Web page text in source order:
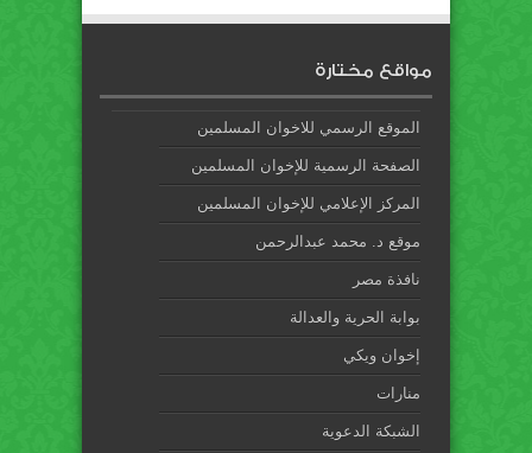
مواقع مختارة
الموقع الرسمي للاخوان المسلمين
الصفحة الرسمية للإخوان المسلمين
المركز الإعلامي للإخوان المسلمين
موقع د. محمد عبدالرحمن
نافذة مصر
بوابة الحرية والعدالة
إخوان ويكي
منارات
الشبكة الدعوية